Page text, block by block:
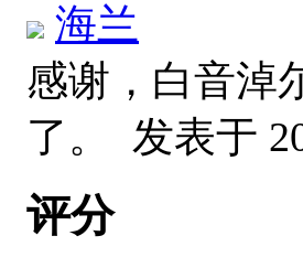
海兰
感谢，白音淖
了。 发表于
评分